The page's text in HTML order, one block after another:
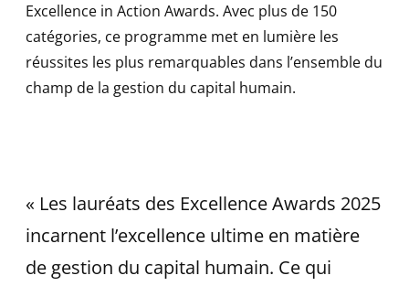
Excellence in Action Awards. Avec plus de 150
catégories, ce programme met en lumière les
réussites les plus remarquables dans l’ensemble du
champ de la gestion du capital humain.
« Les lauréats des Excellence Awards 2025
incarnent l’excellence ultime en matière
de gestion du capital humain. Ce qui